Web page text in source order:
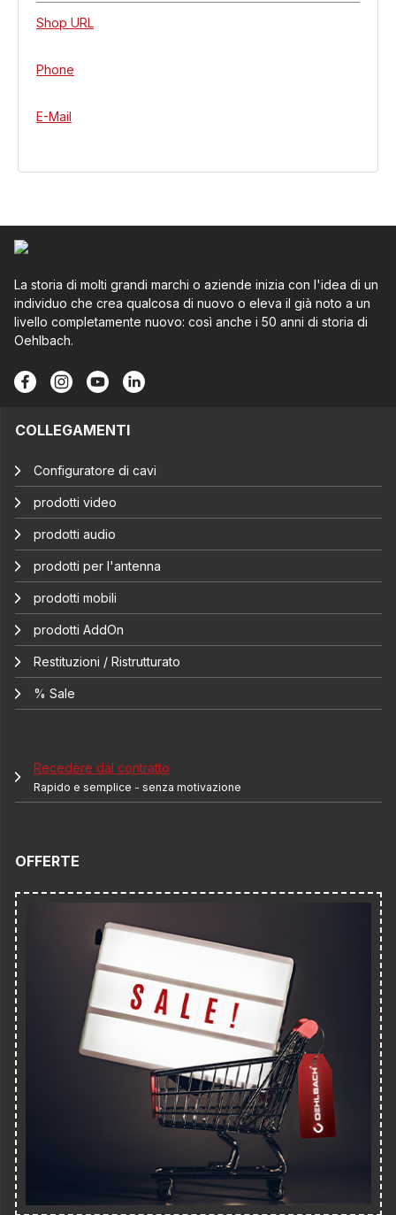
Shop URL
Phone
E-Mail
La storia di molti grandi marchi o aziende inizia con l'idea di un
individuo che crea qualcosa di nuovo o eleva il già noto a un
livello completamente nuovo: così anche i 50 anni di storia di
Oehlbach.
COLLEGAMENTI
Configuratore di cavi
prodotti video
prodotti audio
prodotti per l'antenna
prodotti mobili
prodotti AddOn
Restituzioni / Ristrutturato
% Sale
Recedere dal contratto
Rapido e semplice - senza motivazione
OFFERTE